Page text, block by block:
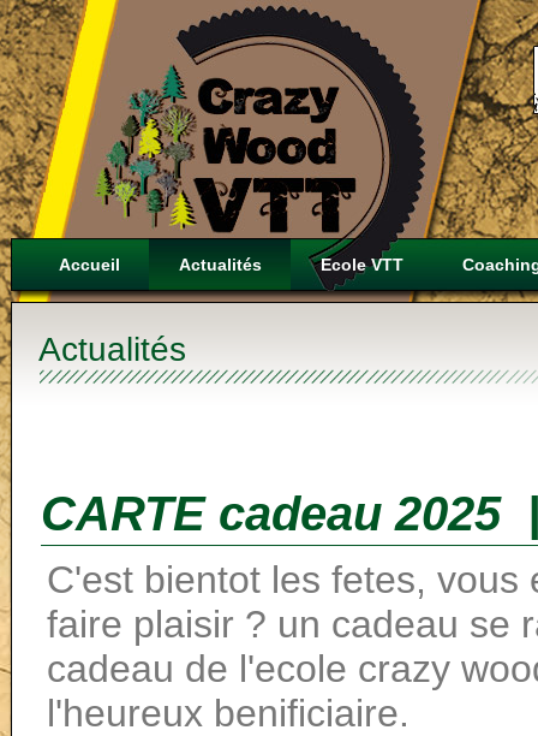
Accueil Actualités Ecole VTT
Actualités
CARTE cadeau
C'est bientot les fetes,
faire plaisir ? un cadeau se
cadeau de l'ecole crazy
l'heureux benificiaire.